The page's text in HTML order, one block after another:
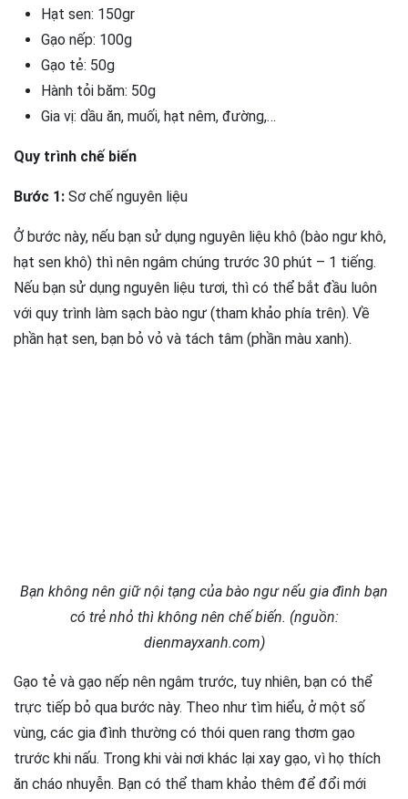
Hạt sen: 150gr
Gạo nếp: 100g
Gạo tẻ: 50g
Hành tỏi băm: 50g
Gia vị: dầu ăn, muối, hạt nêm, đường,…
Quy trình chế biến
Bước 1: Sơ chế nguyên liệu
Ở bước này, nếu bạn sử dụng nguyên liệu khô (bào ngư khô,
hạt sen khô) thì nên ngâm chúng trước 30 phút – 1 tiếng.
Nếu bạn sử dụng nguyên liệu tươi, thì có thể bắt đầu luôn
với quy trình làm sạch bào ngư (tham khảo phía trên). Về
phần hạt sen, bạn bỏ vỏ và tách tâm (phần màu xanh).
Bạn không nên giữ nội tạng của bào ngư nếu gia đình bạn
có trẻ nhỏ thì không nên chế biến. (nguồn:
dienmayxanh.com)
Gạo tẻ và gạo nếp nên ngâm trước, tuy nhiên, bạn có thể
trực tiếp bỏ qua bước này. Theo như tìm hiểu, ở một số
vùng, các gia đình thường có thói quen rang thơm gạo
trước khi nấu. Trong khi vài nơi khác lại xay gạo, vì họ thích
ăn cháo nhuyễn. Bạn có thể tham khảo thêm để đổi mới